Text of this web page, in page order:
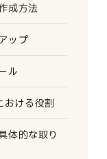
成方法
ップ
ル
おける役割
体的な取り